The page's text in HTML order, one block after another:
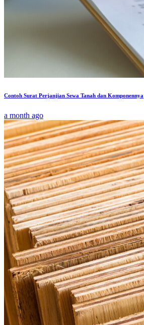
Contoh Surat Perjanjian Sewa Tanah dan Komponennya
a month ago